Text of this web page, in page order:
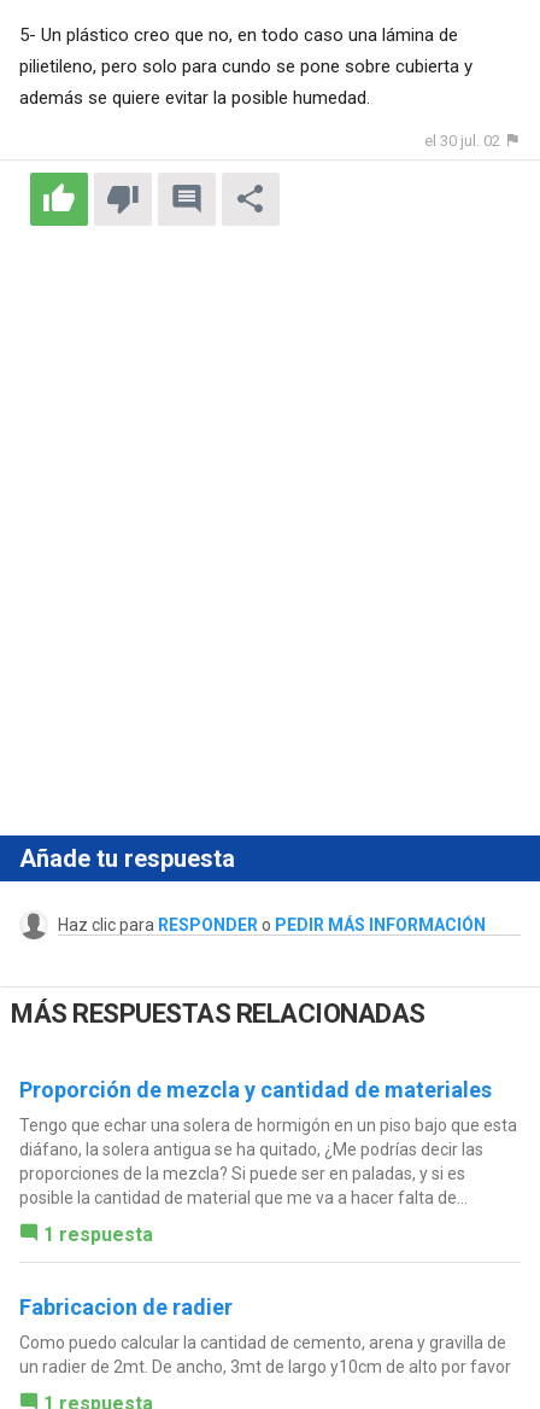
5- Un plástico creo que no, en todo caso una lámina de
pilietileno, pero solo para cundo se pone sobre cubierta y
además se quiere evitar la posible humedad.
el 30 jul. 02
Añade tu respuesta
Haz clic para RESPONDER o PEDIR MÁS INFORMACIÓN
MÁS RESPUESTAS RELACIONADAS
Proporción de mezcla y cantidad de materiales
Tengo que echar una solera de hormigón en un piso bajo que esta
diáfano, la solera antigua se ha quitado, ¿Me podrías decir las
proporciones de la mezcla? Si puede ser en paladas, y si es
posible la cantidad de material que me va a hacer falta de...
1 respuesta
Fabricacion de radier
Como puedo calcular la cantidad de cemento, arena y gravilla de
un radier de 2mt. De ancho, 3mt de largo y10cm de alto por favor
1 respuesta